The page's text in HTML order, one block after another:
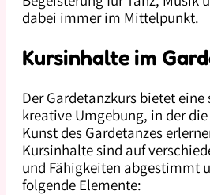
dabei immer im Mittelpunkt.
Kursinhalte im
Der Gardetanzkurs bietet
kreative Umgebung, in der
Kunst des Gardetanzes
Kursinhalte sind auf
und Fähigkeiten abgestimmt
folgende Elemente: